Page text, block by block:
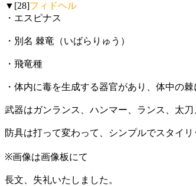
▼[28]フィドヘル
・エスピナス
・別名 棘竜（いばらりゅう）
・飛竜種
・体内に毒を生成する器官があり、体中の
武器はガンランス、ハンマー、ランス、太
防具は打って変わって、シンプルでスタイリ
※画像は画像板にて
長文、失礼いたしました。